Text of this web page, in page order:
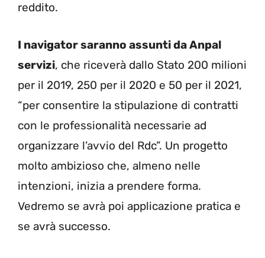
reddito.
I navigator saranno assunti da Anpal
servizi, che riceverà dallo Stato 200 milioni
per il 2019, 250 per il 2020 e 50 per il 2021,
“per consentire la stipulazione di contratti
con le professionalità necessarie ad
organizzare l’avvio del Rdc”. Un progetto
molto ambizioso che, almeno nelle
intenzioni, inizia a prendere forma.
Vedremo se avrà poi applicazione pratica e
se avrà successo.